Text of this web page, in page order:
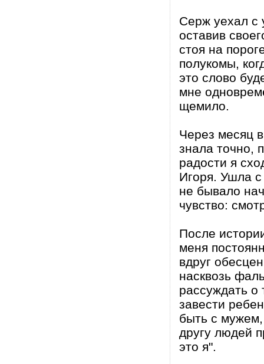
Серж уехал с
оставив
стоя на
полукомы,
это слово
мне
щемило.
Через месяц
знала точно,
радости я
Игоря. Ушла с
не бывало
чувство:
После
меня
вдруг
насквозь
рассуждать
завести
быть с мужем,
другу людей
это я".